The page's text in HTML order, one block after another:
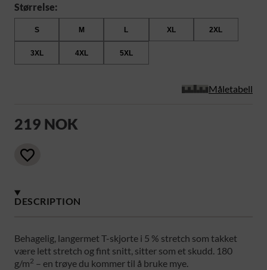
Størrelse:
S M L XL 2XL
3XL 4XL 5XL
Måletabell
219 NOK
DESCRIPTION
Behagelig, langermet T-skjorte i 5 % stretch som takket
være lett stretch og fint snitt, sitter som et skudd. 180
g/m2 – en trøye du kommer til å bruke mye.